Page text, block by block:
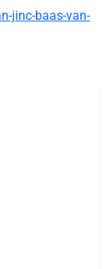
jinc-baas-van-